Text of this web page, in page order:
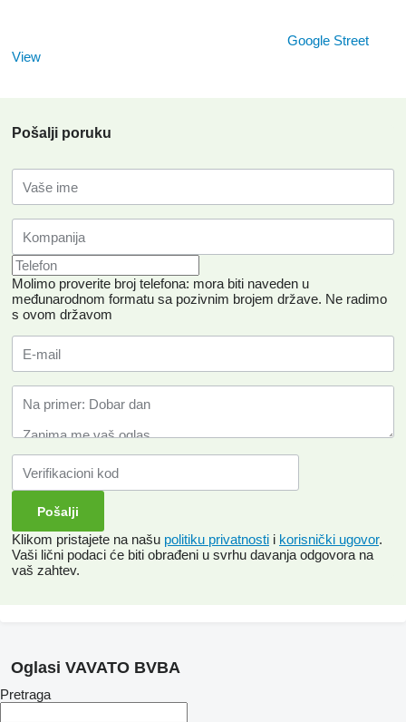
Google Street
View
Pošalji poruku
Molimo proverite broj telefona: mora biti naveden u
međunarodnom formatu sa pozivnim brojem države. Ne radimo
s ovom državom
Klikom pristajete na našu politiku privatnosti i korisnički ugovor.
Vaši lični podaci će biti obrađeni u svrhu davanja odgovora na
vaš zahtev.
Oglasi VAVATO BVBA
Pretraga